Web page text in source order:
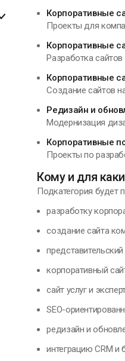
Омар Хайям
ГЕНИИ,
начинаю
прибор,
включаю
Корпоративные
Проекты для
Корпоративные
Разработка
Корпоративные
Создание сайтов
Редизайн и
Модернизация
Корпоративные
Проекты по
Кому и для
Подкатегория будет
разработку
создание сайта
корпоративный
сайт услуг и
SEO-
редизайн и
интеграцию CRM и